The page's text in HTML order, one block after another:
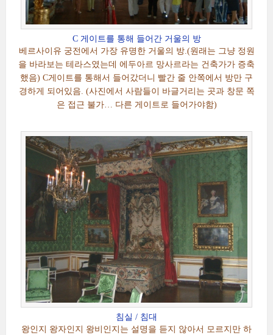
C 게이트를 통해 들어간 거울의 방
베르사이유 궁전에서 가장 유명한 거울의 방.(원래는 그냥 정원
을 바라보는 테라스였는데 에두아르 망사르라는 건축가가 증축
했음) C게이트를 통해서 들어갔더니 빨간 줄 안쪽에서 방만 구
경하게 되어있음. (사진에서 사람들이 바글거리는 곳과 창문 쪽
은 접근 불가… 다른 게이트로 들어가야함)
침실 / 침대
왕인지 왕자인지 왕비인지는 설명을 듣지 않아서 모르지만 하